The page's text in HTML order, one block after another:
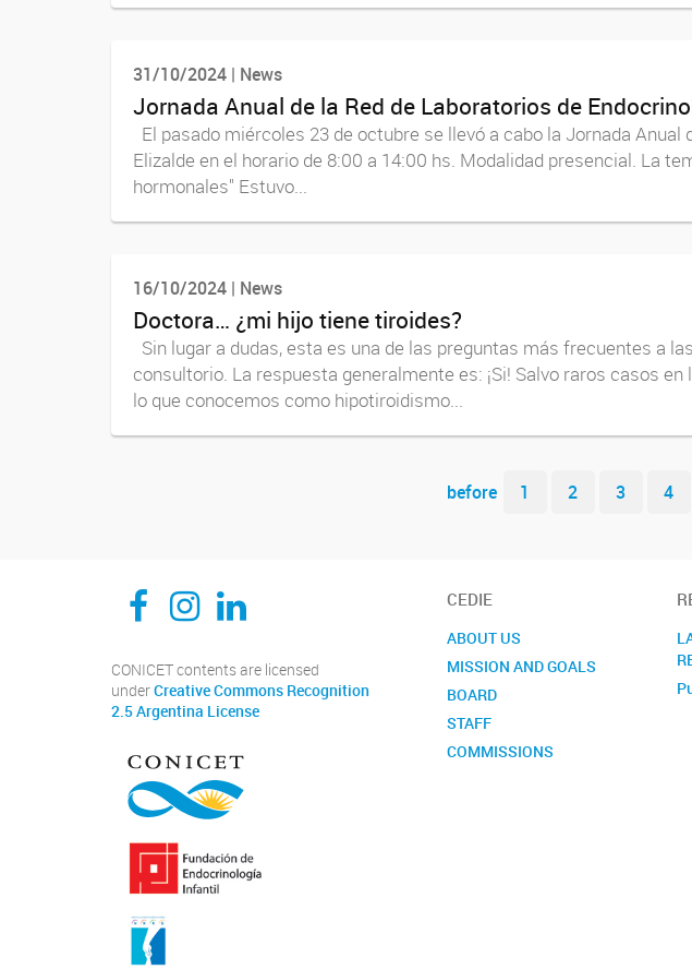
31/10/2024 | News
Jornada Anual de la Red de Laboratorios de
El pasado miércoles 23 de octubre se llevó a cabo la Jornada
Elizalde en el horario de 8:00 a 14:00 hs. Modalidad presencial. La
hormonales" Estuvo...
16/10/2024 | News
Doctora… ¿mi hijo tiene tiroides?
Sin lugar a dudas, esta es una de las preguntas más frecuentes a
consultorio. La respuesta generalmente es: ¡Si! Salvo raros casos
lo que conocemos como hipotiroidismo...
Navegador de artículosbefore 1 2 3 4
CEDIE, Centro de Investigaciones Endocrinológicas Dr. César Bergadá
CEDIE, Centro de Investigaciones Endocrinológicas Dr. César Bergadá
CEDIE, Centro de Investigaciones Endocrinológicas Dr. César Bergadá
CONICET contents are licensed
underCreative Commons Recognition
2.5 Argentina License
CEDIE
ABOUT US
MISSION AND GOALS
BOARD
STAFF
COMMISSIONS